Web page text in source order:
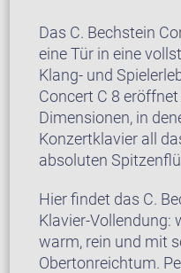
Das C. Bechstein
eine Tür in eine
Klang- und
Concert C 8
Dimensionen, in
Konzertklavier all
absoluten
Hier findet das C.
Klavier-Vollendung:
warm, rein und mit
Obertonreichtum.